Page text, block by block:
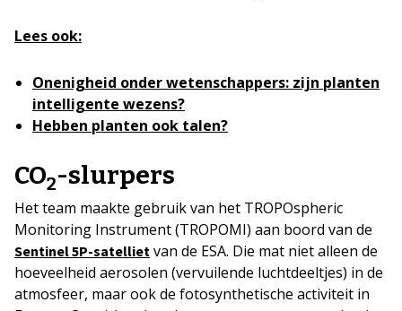
Lees ook:
Onenigheid onder wetenschappers: zijn planten
intelligente wezens?
Hebben planten ook talen?
CO2-slurpers
Het team maakte gebruik van het TROPOspheric
Monitoring Instrument (TROPOMI) aan boord van de
Sentinel 5P-satelliet van de ESA. Die mat niet alleen de
hoeveelheid aerosolen (vervuilende luchtdeeltjes) in de
atmosfeer, maar ook de fotosynthetische activiteit in